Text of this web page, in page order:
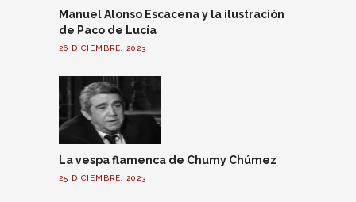
Manuel Alonso Escacena y la ilustración
de Paco de Lucía
26 DICIEMBRE, 2023
La vespa flamenca de Chumy Chúmez
25 DICIEMBRE, 2023